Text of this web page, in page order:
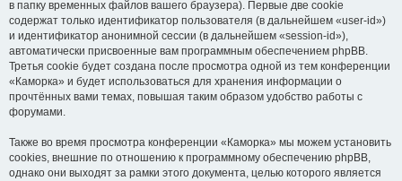
в папку временных файлов вашего браузера). Первые две cookie
содержат только идентификатор пользователя (в дальнейшем «user-id»)
и идентификатор анонимной сессии (в дальнейшем «session-id»),
автоматически присвоенные вам программным обеспечением phpBB.
Третья cookie будет создана после просмотра одной из тем конференции
«Каморка» и будет использоваться для хранения информации о
прочтённых вами темах, повышая таким образом удобство работы с
форумами.
Также во время просмотра конференции «Каморка» мы можем установить
cookies, внешние по отношению к программному обеспечению phpBB,
однако они выходят за рамки этого документа, целью которого является